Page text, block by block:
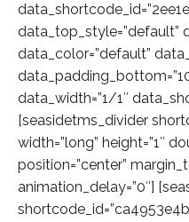
data_top_style=”default”
data_color=”default”
data_width=”1/1″
[seasidetms_divider
width=”long” height=”1″
position=”center”
animation_delay=”0″]